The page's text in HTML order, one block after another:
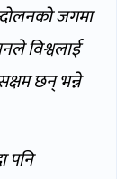
जगमा
विश्वलाई
छन् भन्ने
पनि